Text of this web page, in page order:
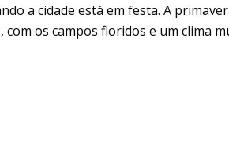
a cidade está em festa. A
os campos floridos e um clima